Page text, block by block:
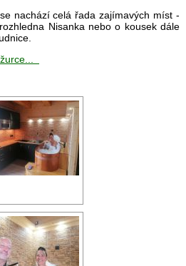
nachází celá řada zajímavých míst -
Nisanka nebo o kousek dále